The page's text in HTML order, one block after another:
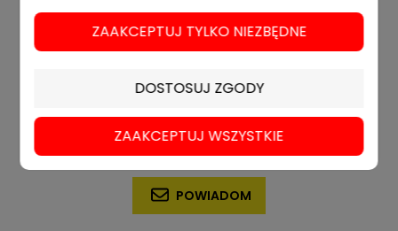
Coś nie tak. Kobiecość i wstręt
39,90 zł
POWIADOM
ZAAKCEPTUJ TYLKO NIEZBĘDNE
DOSTOSUJ ZGODY
ZAAKCEPTUJ WSZYSTKIE